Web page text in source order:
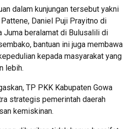
dalam kunjungan tersebut yakni
Daniel Puji Prayitno di
Juma beralamat di Bulusalili di
bantuan ini juga membawa
kepada masyarakat yang
lebih.
TP PKK Kabupaten Gowa
strategis pemerintah daerah
kemiskinan.